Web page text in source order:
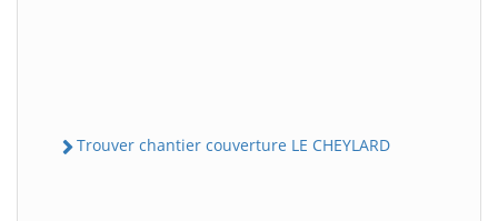
Trouver chantier couverture LE CHEYLARD